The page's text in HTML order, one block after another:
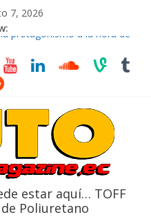
7, 2026
protagonismo a la hora de
New Day’ pone en escena a
47ª, recorre 7 provincias en 8
para cubrir las rutas de La
estar aquí… TOFF
Poliuretano